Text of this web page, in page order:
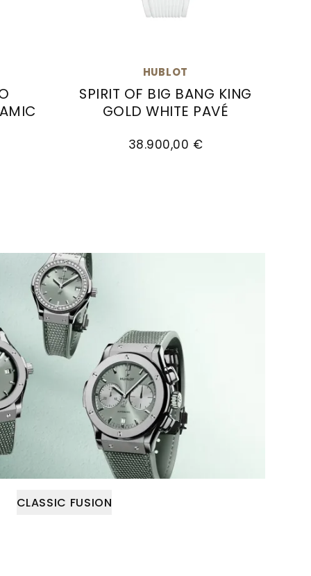
HUBLOT
SPIRIT OF BIG BANG KING
GOLD WHITE PAVÉ
38.900,00 €
Weiter zu Classic Fusion
CLASSIC FUSION